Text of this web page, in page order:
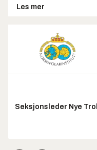
Les mer
Seksjonsleder Nye Troll